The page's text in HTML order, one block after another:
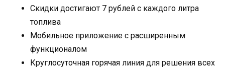
Скидки достигают 7 рублей с каждого литра
топлива
Мобильное приложение с расширенным
функционалом
Круглосуточная горячая линия для решения всех